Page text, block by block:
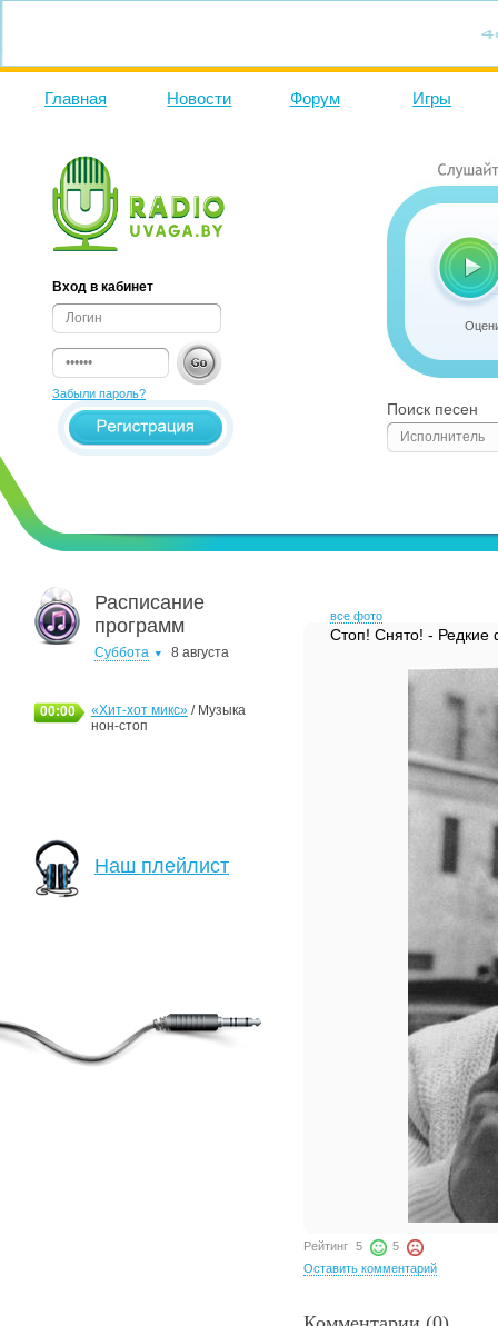
Главная Новости Форум Игры
Вход в кабинет
Забыли пароль?
Расписание
программ
Суббота 8 августа
00:00 «Хит-хот микс» / Музыка
нон-стоп
Наш плейлист
Поиск песен
все фото
Стоп! Снято! - Редкие
Рейтинг 5
5
Оставить комментарий